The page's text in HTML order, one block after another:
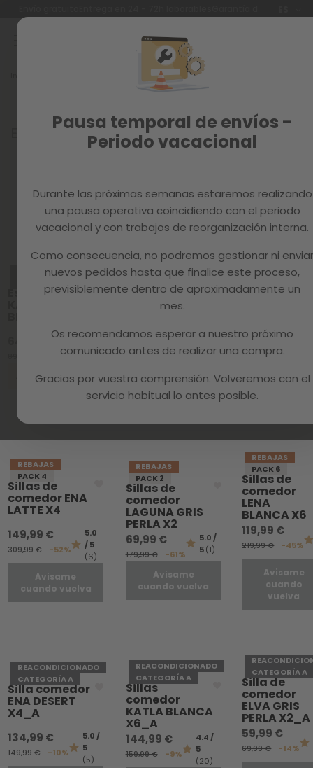
Pausa temporal de envíos -
Periodo vacacional
Durante las próximas semanas estaremos realizando
una pausa operativa coincidiendo con el periodo
vacacional y con trabajos de reorganización interna.
Como consecuencia, no podremos gestionar ni enviar
nuevos pedidos hasta que finalice este proceso,
previsiblemente dentro de aproximadamente un
mes.
Os recomendamos esperar a nuestro próximo
comunicado antes de realizar una compra.
Gracias por vuestra comprensión. Volveremos con el
servicio habitual lo antes posible.
Muebles funcionales y de diseño
Encuentra los muebles que tu casa necesita
Ordenar por:
REACONDICIONADO
CATEGORÍA A
Escritorio
-28%
4.3 /
5(4)
Añadir al carrito
REACONDICIONADO
CATEGORÍA A
Aparador
UMMA
59,99 €
79,99 € -25%
Añadir al carrito
REBAJAS
Sillas de
comedor
199,99 €
279,99 €
cuando
REBAJAS
PACK 4
Sillas de
comedor ENA
LATTE X4
149,99 €
309,99 € -52%
5.0
/ 5
(6)
Avisame
cuando vuelva
REBAJAS
PACK 2
Sillas de
comedor
LAGUNA GRIS
PERLA X2
69,99 €
179,99 € -61%
5.0 /
5(1)
Avisame
cuando vuelva
REBAJAS
PACK 6
Sillas de
comedor
LENA
BLANCA X6
119,99 €
219,99 € -45%
Avisame
cuando
vuelva
REACONDICIONADO
CATEGORÍA A
Silla comedor
ENA DESERT
X4_A
134,99 €
149,99 € -10%
5.0 /
5
(5)
REACONDICIONADO
CATEGORÍA A
Sillas
comedor
KATLA BLANCA
X6_A
144,99 €
159,99 € -9%
4.4 /
5
(20)
CATEGORÍA A
Silla de
comedor
ELVA GRIS
PERLA X2_A
59,99 €
69,99 € -14%